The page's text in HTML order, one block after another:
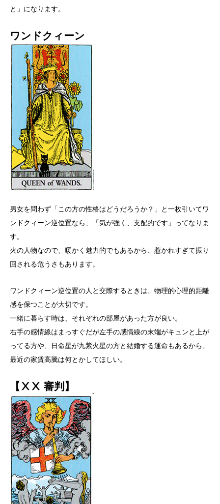
と」になります。
ワンドクィーン
男女を問わず「この方の性格はどうだろうか？」と一枚引いてワ
ンドクィーン逆位置なら、「気が強く、支配的です」ってなりま
す。
火の人物なので、暖かく魅力的でもあるから、惹かれすぎて振り
回される危うさもあります。
ワンドクィーン逆位置の人と交際するときは、物理的心理的距離
感を保つことが大切です。
一緒に暮らす時は、それぞれの部屋があった方が良い。
右手の感情線はまっすぐだが左手の感情線の末端がキュンと上が
ってる方や、日命星が九紫火星の方と結婚する運命もあるから、
最近の家賃高騰は何とかしてほしい。
【ⅩⅩ 審判】